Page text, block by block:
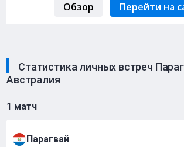
Обзор Перейти на
Статистика личных встреч
Австралия
1 матч
Парагвай